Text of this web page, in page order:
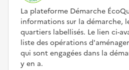
La plateforme Démarche
informations sur la démarche,
quartiers labellisés. Le lien ci-
liste des opérations
qui sont engagées dans la
y en a.